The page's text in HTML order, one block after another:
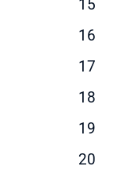
Solusi hemat untuk
Ongkir ke
mengirim
15
16
17
18
19
20